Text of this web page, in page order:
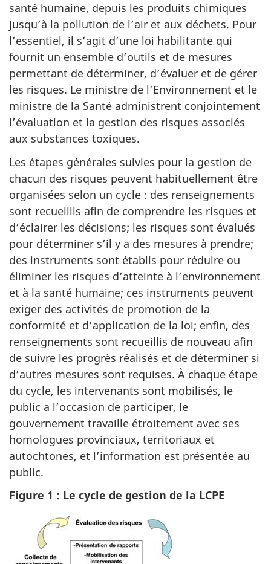
santé humaine, depuis les produits chimiques
jusqu’à la pollution de l’air et aux déchets. Pour
l’essentiel, il s’agit d’une loi habilitante qui
fournit un ensemble d’outils et de mesures
permettant de déterminer, d’évaluer et de gérer
les risques. Le ministre de l’Environnement et le
ministre de la Santé administrent conjointement
l’évaluation et la gestion des risques associés
aux substances toxiques.
Les étapes générales suivies pour la gestion de
chacun des risques peuvent habituellement être
organisées selon un cycle : des renseignements
sont recueillis afin de comprendre les risques et
d’éclairer les décisions; les risques sont évalués
pour déterminer s’il y a des mesures à prendre;
des instruments sont établis pour réduire ou
éliminer les risques d’atteinte à l’environnement
et à la santé humaine; ces instruments peuvent
exiger des activités de promotion de la
conformité et d’application de la loi; enfin, des
renseignements sont recueillis de nouveau afin
de suivre les progrès réalisés et de déterminer si
d’autres mesures sont requises. À chaque étape
du cycle, les intervenants sont mobilisés, le
public a l’occasion de participer, le
gouvernement travaille étroitement avec ses
homologues provinciaux, territoriaux et
autochtones, et l’information est présentée au
public.
Figure 1 : Le cycle de gestion de la LCPE